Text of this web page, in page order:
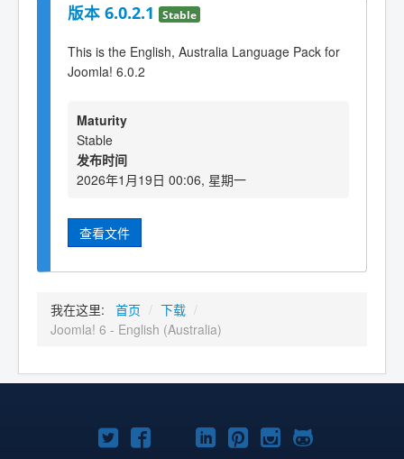
版本 6.0.2.1 Stable
This is the English, Australia Language Pack for
Joomla! 6.0.2
Maturity
Stable
发布时间
2026年1月19日 00:06, 星期一
查看文件
我在这里: 首页 / 下载 /
Joomla! 6 - English (Australia)
TwitterFacebookYouTube
LinkedIn
Pinterest
Instagram
GitHub